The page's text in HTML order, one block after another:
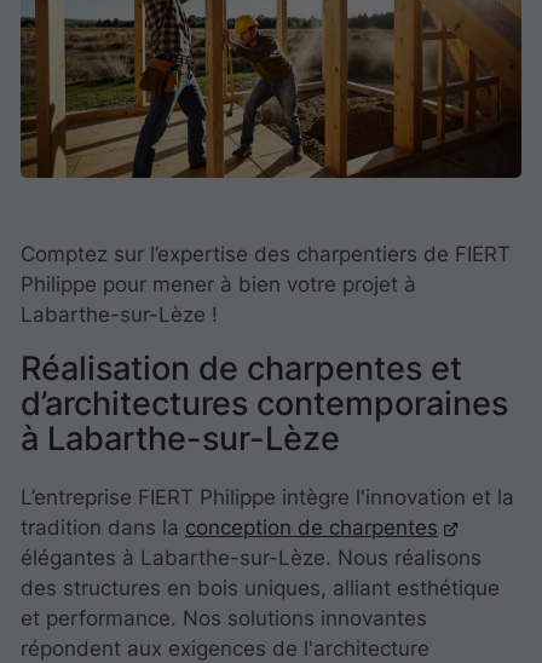
Comptez sur l’expertise des charpentiers de FIERT
Philippe pour mener à bien votre projet à
Labarthe-sur-Lèze !
Réalisation de charpentes et
d’architectures contemporaines
à Labarthe-sur-Lèze
L’entreprise FIERT Philippe intègre l'innovation et la
tradition dans la conception de charpentes
élégantes à Labarthe-sur-Lèze. Nous réalisons
des structures en bois uniques, alliant esthétique
et performance. Nos solutions innovantes
répondent aux exigences de l'architecture